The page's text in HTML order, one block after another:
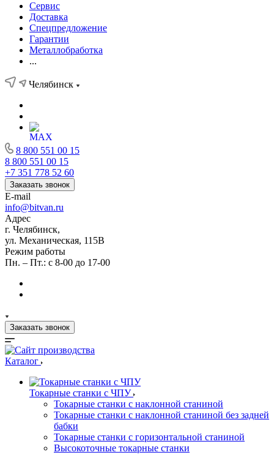
Сервис
Доставка
Спецпредложение
Гарантии
Металлобработка
...
Челябинск
8 800 551 00 15
8 800 551 00 15
+7 351 778 52 60
Заказать звонок
E-mail
info@bitvan.ru
Адрес
г. Челябинск,
ул. Механическая, 115В
Режим работы
Пн. – Пт.: с 8-00 до 17-00
Заказать звонок
Каталог
Токарные станки с ЧПУ
Токарные станки с наклонной станиной
Токарные станки с наклонной станиной без задней
бабки
Токарные станки с горизонтальной станиной
Высокоточные токарные станки